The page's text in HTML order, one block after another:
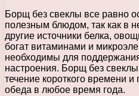
Борщ без свеклы все равно
полезным блюдом, так как в
другие источники белка,
богат витаминами и
необходимы для
настроения. Борщ без
течение короткого времени
обеда в любое время года.